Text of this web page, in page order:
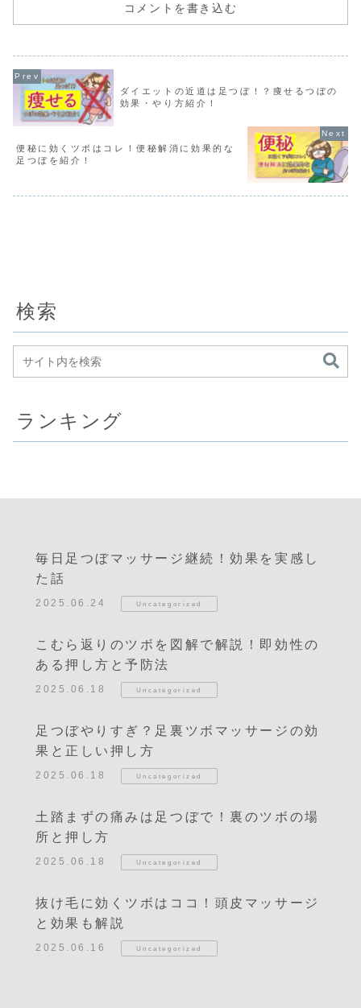
コメントを書き込む
ダイエットの近道は足つぼ！？痩せるつぼの
効果・やり方紹介！
便秘に効くツボはコレ！便秘解消に効果的な
足つぼを紹介！
検索
ランキング
毎日足つぼマッサージ継続！効果を実感し
た話
2025.06.24 Uncategorized
こむら返りのツボを図解で解説！即効性の
ある押し方と予防法
2025.06.18 Uncategorized
足つぼやりすぎ？足裏ツボマッサージの効
果と正しい押し方
2025.06.18 Uncategorized
土踏まずの痛みは足つぼで！裏のツボの場
所と押し方
2025.06.18 Uncategorized
抜け毛に効くツボはココ！頭皮マッサージ
と効果も解説
2025.06.16 Uncategorized